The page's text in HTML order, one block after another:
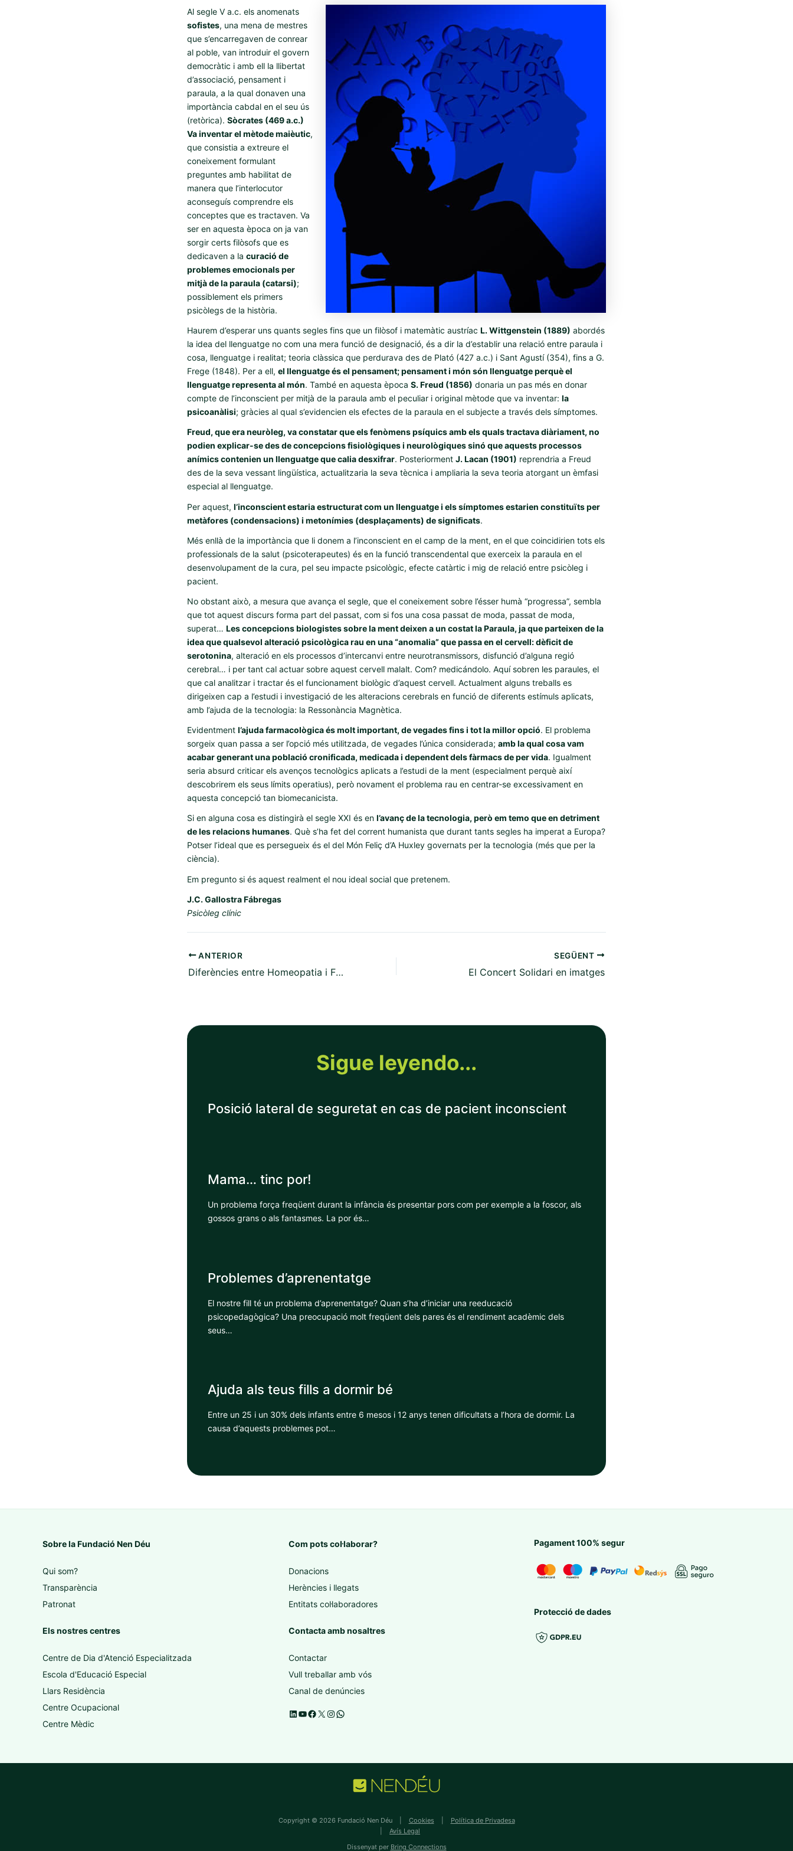
Al segle V a.c. els anomenats
sofistes, una mena de mestres
que s’encarregaven de conrear
al poble, van introduir el govern
democràtic i amb ell la llibertat
d’associació, pensament i
paraula, a la qual donaven una
importància cabdal en el seu ús
(retòrica). Sòcrates (469 a.c.)
Va inventar el mètode maièutic,
que consistia a extreure el
coneixement formulant
preguntes amb habilitat de
manera que l’interlocutor
aconseguís comprendre els
conceptes que es tractaven. Va
ser en aquesta època on ja van
sorgir certs filòsofs que es
dedicaven a la curació de
problemes emocionals per
mitjà de la paraula (catarsi);
possiblement els primers
psicòlegs de la història.
Haurem d’esperar uns quants segles fins que un filòsof i matemàtic austríac L. Wittgenstein (1889) abordés
la idea del llenguatge no com una mera funció de designació, és a dir la d’establir una relació entre paraula i
cosa, llenguatge i realitat; teoria clàssica que perdurava des de Plató (427 a.c.) i Sant Agustí (354), fins a G.
Frege (1848). Per a ell, el llenguatge és el pensament; pensament i món són llenguatge perquè el
llenguatge representa al món. També en aquesta època S. Freud (1856) donaria un pas més en donar
compte de l’inconscient per mitjà de la paraula amb el peculiar i original mètode que va inventar: la
psicoanàlisi; gràcies al qual s’evidencien els efectes de la paraula en el subjecte a través dels símptomes.
Freud, que era neuròleg, va constatar que els fenòmens psíquics amb els quals tractava diàriament, no
podien explicar-se des de concepcions fisiològiques i neurològiques sinó que aquests processos
anímics contenien un llenguatge que calia desxifrar. Posteriorment J. Lacan (1901) reprendria a Freud
des de la seva vessant lingüística, actualitzaria la seva tècnica i ampliaria la seva teoria atorgant un èmfasi
especial al llenguatge.
Per aquest, l’inconscient estaria estructurat com un llenguatge i els símptomes estarien constituïts per
metàfores (condensacions) i metonímies (desplaçaments) de significats.
Més enllà de la importància que li donem a l’inconscient en el camp de la ment, en el que coincidirien tots els
professionals de la salut (psicoterapeutes) és en la funció transcendental que exerceix la paraula en el
desenvolupament de la cura, pel seu impacte psicològic, efecte catàrtic i mig de relació entre psicòleg i
pacient.
No obstant això, a mesura que avança el segle, que el coneixement sobre l’ésser humà “progressa”, sembla
que tot aquest discurs forma part del passat, com si fos una cosa passat de moda, passat de moda,
superat… Les concepcions biologistes sobre la ment deixen a un costat la Paraula, ja que parteixen de la
idea que qualsevol alteració psicològica rau en una “anomalia” que passa en el cervell: dèficit de
serotonina, alteració en els processos d’intercanvi entre neurotransmissors, disfunció d’alguna regió
cerebral… i per tant cal actuar sobre aquest cervell malalt. Com? medicándolo. Aquí sobren les paraules, el
que cal analitzar i tractar és el funcionament biològic d’aquest cervell. Actualment alguns treballs es
dirigeixen cap a l’estudi i investigació de les alteracions cerebrals en funció de diferents estímuls aplicats,
amb l’ajuda de la tecnologia: la Ressonància Magnètica.
Evidentment l’ajuda farmacològica és molt important, de vegades fins i tot la millor opció. El problema
sorgeix quan passa a ser l’opció més utilitzada, de vegades l’única considerada; amb la qual cosa vam
acabar generant una població cronificada, medicada i dependent dels fàrmacs de per vida. Igualment
seria absurd criticar els avenços tecnològics aplicats a l’estudi de la ment (especialment perquè així
descobrirem els seus límits operatius), però novament el problema rau en centrar-se excessivament en
aquesta concepció tan biomecanicista.
Si en alguna cosa es distingirà el segle XXI és en l’avanç de la tecnologia, però em temo que en detriment
de les relacions humanes. Què s’ha fet del corrent humanista que durant tants segles ha imperat a Europa?
Potser l’ideal que es persegueix és el del Món Feliç d’A Huxley governats per la tecnologia (més que per la
ciència).
Em pregunto si és aquest realment el nou ideal social que pretenem.
J.C. Gallostra Fábregas
Psicòleg clínic
ANTERIOR
Diferències entre Homeopatia i Fitoteràpia
SEGÜENT
El Concert Solidari en imatges
Sigue leyendo...
Posició lateral de seguretat en cas de pacient inconscient
Mama… tinc por!
Un problema força freqüent durant la infància és presentar pors com per exemple a la foscor, als
gossos grans o als fantasmes. La por és…
Problemes d’aprenentatge
El nostre fill té un problema d’aprenentatge? Quan s’ha d’iniciar una reeducació
psicopedagògica? Una preocupació molt freqüent dels pares és el rendiment acadèmic dels
seus…
Ajuda als teus fills a dormir bé
Entre un 25 i un 30% dels infants entre 6 mesos i 12 anys tenen dificultats a l’hora de dormir. La
causa d’aquests problemes pot…
Sobre la Fundació Nen Déu
Qui som?
Transparència
Patronat
Els nostres centres
Centre de Dia d'Atenció Especialitzada
Escola d'Educació Especial
Llars Residència
Centre Ocupacional
Centre Mèdic
Com pots col·laborar?
Donacions
Herències i llegats
Entitats col·laboradores
Contacta amb nosaltres
Contactar
Vull treballar amb vós
Canal de denúncies
Pagament 100% segur
Protecció de dades
Copyright © 2026 Fundació Nen Déu | Cookies
Política de Privadesa
Avís Legal
Dissenyat per Bring Connections